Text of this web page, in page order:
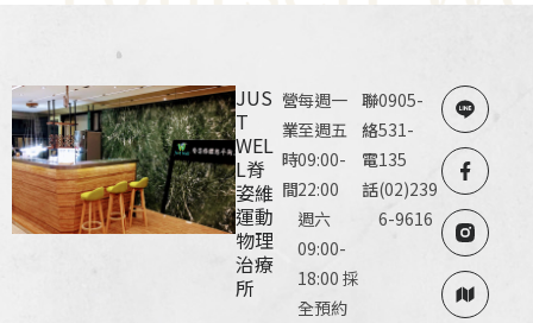
JUS
T
WEL
L脊
姿維
運動
物理
治療
所
營
業
時
間
每週一
至週五
09:00-
22:00
週六
09:00-
18:00 採
全預約
聯
絡
電
話
0905-
531-
135
(02)239
6-9616